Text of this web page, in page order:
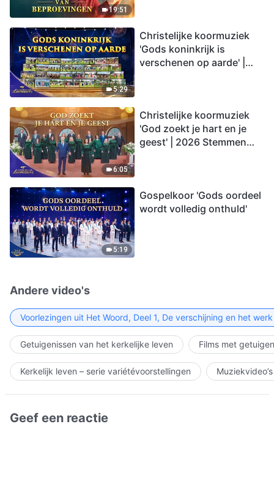
19:51
5:29
Christelijke koormuziek
'Gods koninkrijk is
verschenen op aarde' |
6:05
Christelijke koormuziek
'God zoekt je hart en je
geest' | 2026 Stemmen
5:19
Gospelkoor 'Gods oordeel
wordt volledig onthuld'
Andere video's
Voorlezingen uit Het Woord, Deel 1, De verschijning en het
Getuigenissen van het kerkelijke leven Films met
Kerkelijk leven – serie variétévoorstellingen Muziekvideo’s
Geef een reactie